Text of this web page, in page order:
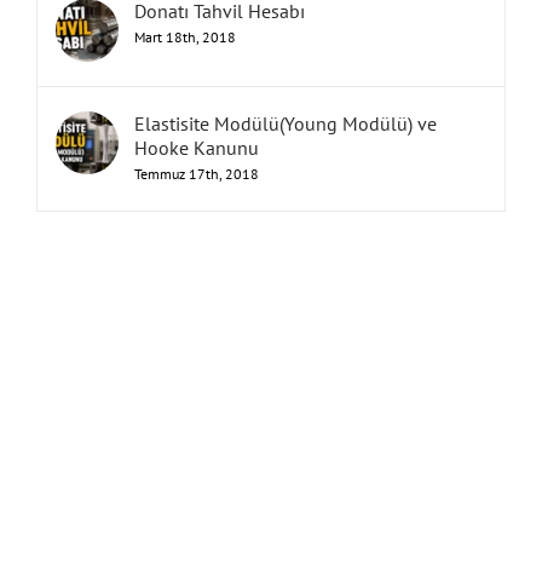
Donatı Tahvil Hesabı
Mart 18th, 2018
Elastisite Modülü(Young Modülü) ve
Hooke Kanunu
Temmuz 17th, 2018